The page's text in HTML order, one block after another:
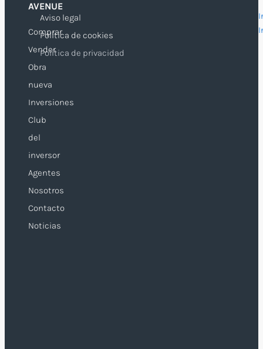
AVENUE
Comprar
Vender
Obra
nueva
Inversiones
Club
del
inversor
Agentes
Nosotros
Contacto
Noticias
Aviso legal
Política de cookies
Política de privacidad